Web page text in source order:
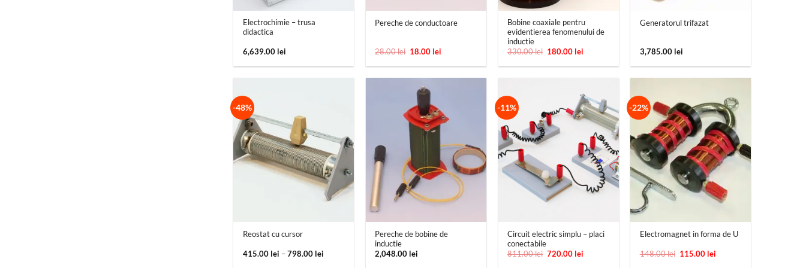
Electrochimie – trusa
didactica
6,639.00 lei
Pereche de conductoare
28.00lei Prețul
a
28.00 lei.
18.00 lei
este:
Bobine coaxiale pentru
evidentierea fenomenului de
inductie
330.00lei Prețul
a
180.00 leiPrețul
este:
Generatorul trifazat
3,785.00 lei
-48%
Reostat cu cursor
415.00 lei –798.00 leiInterval
+
Pereche de bobine de
inductie
2,048.00 lei
-11%
Circuit electric simplu – placi
conectabile
811.00lei Prețul
720.00 leiPrețul
-22%
+
Electromagnet in forma de U
148.00lei Prețul
115.00 leiPrețul